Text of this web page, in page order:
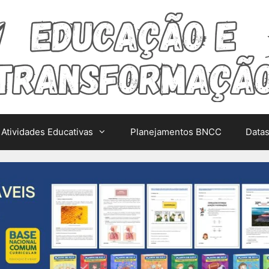
Atividades Educativas Planejamentos BNCC